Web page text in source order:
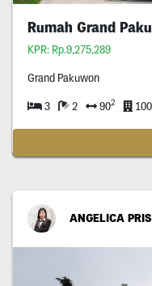
Rumah Grand
KPR: Rp.9,275,289
Grand Pakuwon
3 2 902 100
ANGELICA